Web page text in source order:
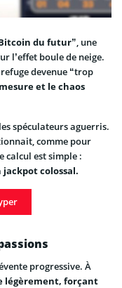
du futur”, une
l’effet boule de neige.
devenue “trop
et le chaos
spéculateurs aguerris.
comme pour
calcul est simple :
colossal.
progressive. À
légèrement, forçant